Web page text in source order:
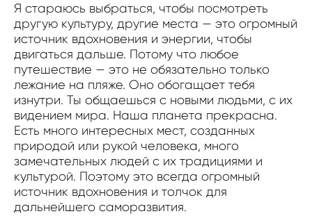
Я стараюсь выбраться, чтобы посмотреть
другую культуру, другие места — это огромный
источник вдохновения и энергии, чтобы
двигаться дальше. Потому что любое
путешествие — это не обязательно только
лежание на пляже. Оно обогащает тебя
изнутри. Ты общаешься с новыми людьми, с их
видением мира. Наша планета прекрасна.
Есть много интересных мест, созданных
природой или рукой человека, много
замечательных людей с их традициями и
культурой. Поэтому это всегда огромный
источник вдохновения и толчок для
дальнейшего саморазвития.